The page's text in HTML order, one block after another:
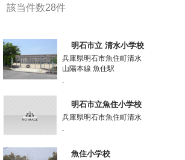
該当件数28件
明石市立 清水小学校
兵庫県明石市魚住町清水
山陽本線 魚住駅
-
明石市立魚住小学校
兵庫県明石市魚住町清水
-
魚住小学校